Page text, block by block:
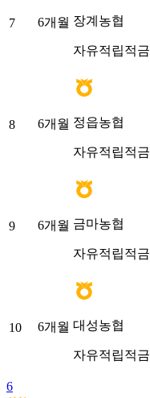
7 6개월 장계농협
자유적립적금
8 6개월 정읍농협
자유적립적금
9 6개월 금마농협
자유적립적금
10 6개월 대성농협
자유적립적금
6